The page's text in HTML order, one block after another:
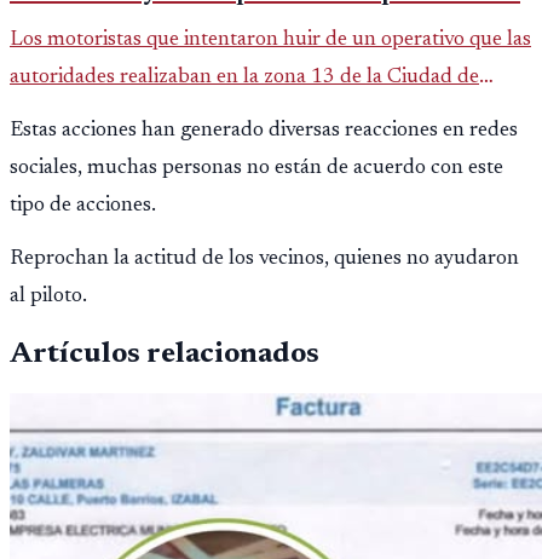
Los motoristas que intentaron huir de un operativo que las
autoridades realizaban en la zona 13 de la Ciudad de
Guatemala. En un hecho que parece sacado de una
película, un grupo d
Estas acciones han generado diversas reacciones en redes
sociales, muchas personas no están de acuerdo con este
tipo de acciones.
Reprochan la actitud de los vecinos, quienes no ayudaron
al piloto.
Artículos relacionados